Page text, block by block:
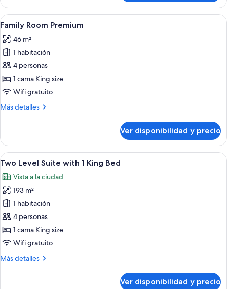
Suite
with
1
Bed
Ver
todas
las
fotos
de
Family
Room
Minibar, caja de seguridad en la
5
Family Room Premium
46 m²
1 habitación
4 personas
1 cama King size
Wifi gratuito
Más detalles
Más
Room
Premium
Ver disponibilidad y precio
Ver
todas
las
fotos
de
Two
Level
Suite
1
Una habitación de hotel moderna
5
Two Level Suite with 1 King Bed
Vista a la ciudad
193 m²
1 habitación
4 personas
1 cama King size
Wifi gratuito
Más detalles
Más
Ver disponibilidad y precio